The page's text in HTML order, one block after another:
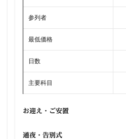
参列者
最低価格
日数
主要科目
お迎え・ご安置
通夜・告別式